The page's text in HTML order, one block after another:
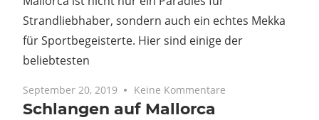
Strandliebhaber, sondern auch ein echtes Mekka
für Sportbegeisterte. Hier sind einige der
beliebtesten
September 20, 2019 Keine Kommentare
Schlangen auf Mallorca